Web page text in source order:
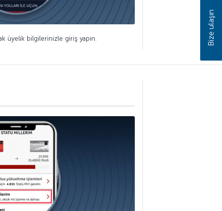
üyelik bilgilerinizle giriş yapın. Bize ulaşın